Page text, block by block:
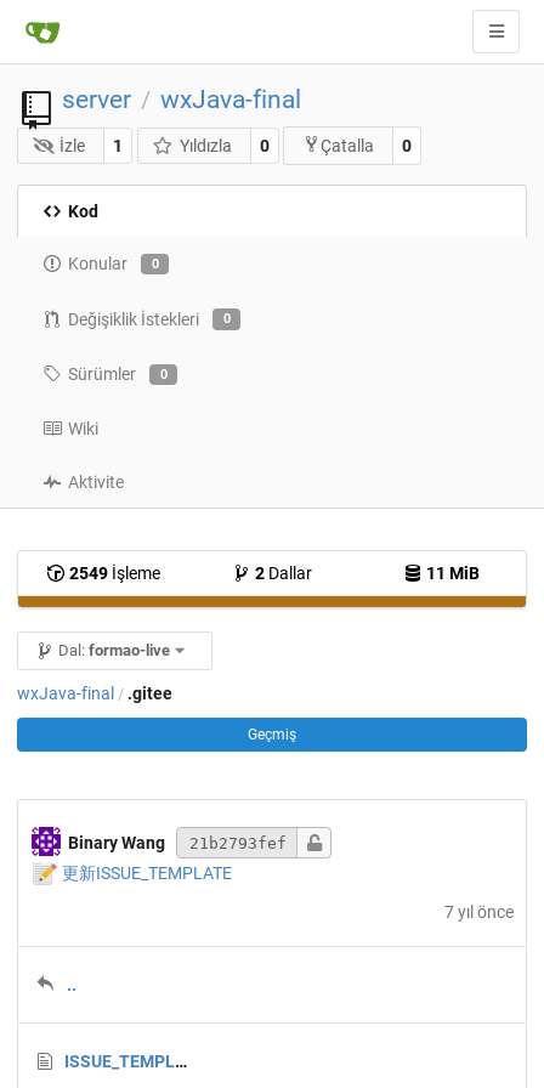
server / wxJava-final
İzle 1 Yıldızla 0 Çatalla 0
Kod
Konular 0
Değişiklik İstekleri 0
Sürümler 0
Wiki
Aktivite
2549İşleme 2Dallar 11 MiB
Dal: formao-live
wxJava-final / .gitee
Geçmiş
Binary Wang 21b2793fef
📝 更新ISSUE_TEMPLATE
7 yıl önce
..
ISSUE_TEMPLATE.md